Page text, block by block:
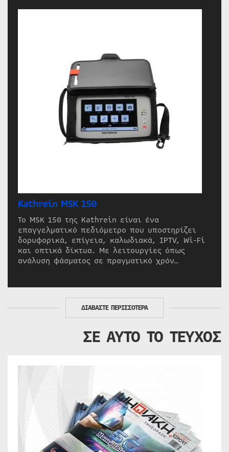
Kathrein MSK 150
Το MSK 150 της Kathrein είναι ένα
επαγγελματικό πεδιόμετρο που υποστηρίζει
δορυφορικά, επίγεια, καλωδιακά, IPTV, Wi-Fi
και οπτικά δίκτυα. Με λειτουργίες όπως
ανάλυση φάσματος σε πραγματικό χρόν…
ΔΙΑΒΑΣΤΕ ΠΕΡΙΣΣΟΤΕΡΑ
ΣΕ ΑΥΤΟ ΤΟ ΤΕΥΧΟΣ